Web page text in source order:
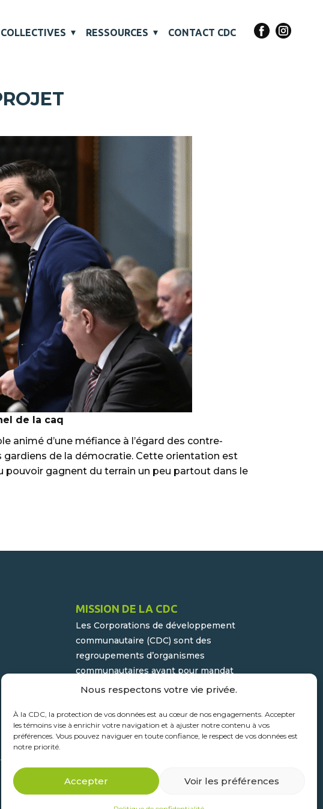
Nous respectons votre vie privée.
À la CDC, la protection de vos données est au cœur de nos engagements. Accepter
les témoins vise à enrichir votre navigation et à ajuster notre contenu à vos
préférences. Vous pouvez naviguer en toute confiance, le respect de vos données est
notre priorité.
Accepter Voir les préférences
RESSOURCES CONTACT CDC
de la caq
animé d’une méfiance à l’égard des contre-
de la démocratie. Cette orientation est
gagnent du terrain un peu partout dans le
MISSION DE LA CDC
Les Corporations de développement
communautaire (CDC) sont des
regroupements d’organismes
communautaires ayant pour mandat
d’assurer la participation active du
développement socioéconomique de
leur milieu.
Solutions web >